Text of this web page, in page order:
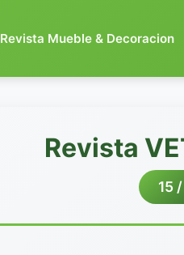
Revista Mueble & Decoracion
Revista
15